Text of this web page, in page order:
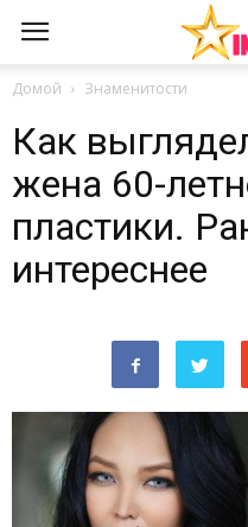
Домой Знаменитости
Как
жена 60-
пластики.
интереснее